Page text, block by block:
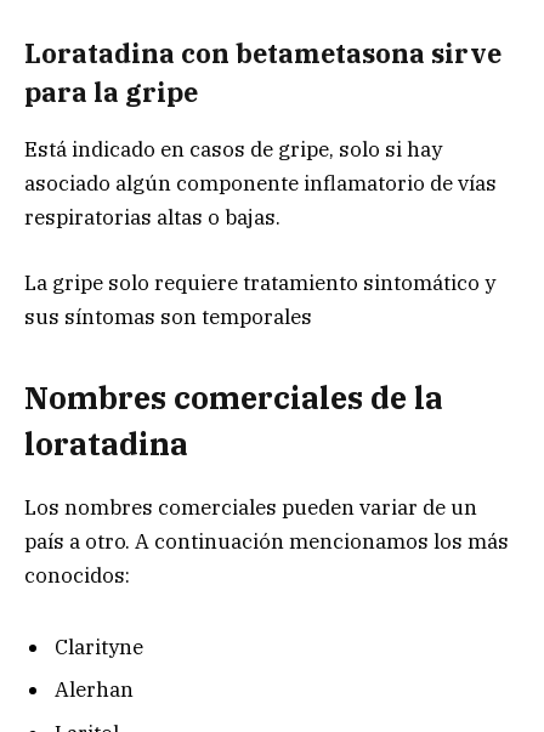
Loratadina con betametasona sirve
para la gripe
Está indicado en casos de gripe, solo si hay
asociado algún componente inflamatorio de vías
respiratorias altas o bajas.
La gripe solo requiere tratamiento sintomático y
sus síntomas son temporales
Nombres comerciales de la
loratadina
Los nombres comerciales pueden variar de un
país a otro. A continuación mencionamos los más
conocidos:
Clarityne
Alerhan